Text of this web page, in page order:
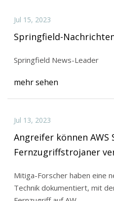
Jul 15, 2023
Springfield-
Springfield News-Leader
mehr sehen
Jul 13, 2023
Angreifer können AWS
Fernzugriffstrojaner
Mitiga-Forscher haben eine
Technik dokumentiert, mit